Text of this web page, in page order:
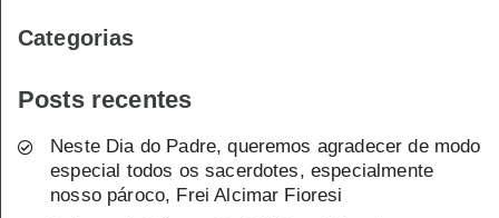
Categorias
Posts recentes
Neste Dia do Padre, queremos agradecer de modo
especial todos os sacerdotes, especialmente
nosso pároco, Frei Alcimar Fioresi